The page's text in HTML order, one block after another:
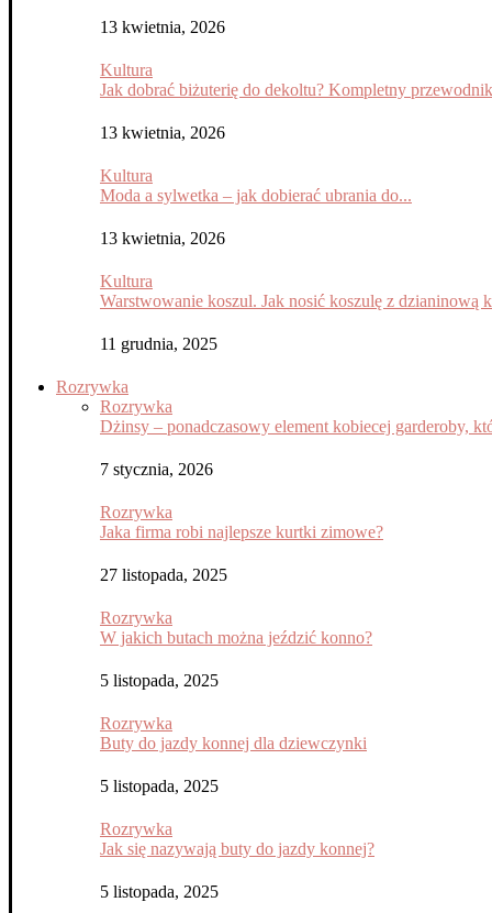
13 kwietnia, 2026
Kultura
Jak dobrać biżuterię do dekoltu? Kompletny przewodnik
13 kwietnia, 2026
Kultura
Moda a sylwetka – jak dobierać ubrania do...
13 kwietnia, 2026
Kultura
Warstwowanie koszul. Jak nosić koszulę z dzianinową
11 grudnia, 2025
Rozrywka
Rozrywka
Dżinsy – ponadczasowy element kobiecej garderoby,
7 stycznia, 2026
Rozrywka
Jaka firma robi najlepsze kurtki zimowe?
27 listopada, 2025
Rozrywka
W jakich butach można jeździć konno?
5 listopada, 2025
Rozrywka
Buty do jazdy konnej dla dziewczynki
5 listopada, 2025
Rozrywka
Jak się nazywają buty do jazdy konnej?
5 listopada, 2025